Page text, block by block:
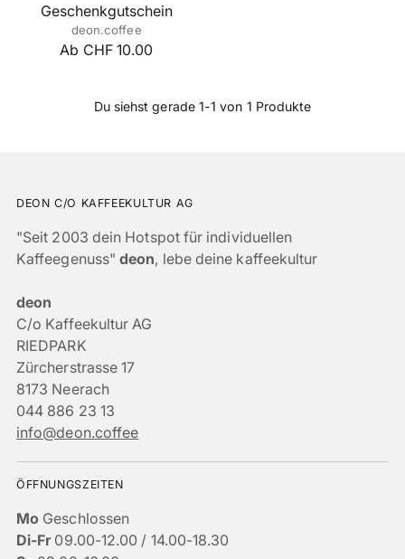
Geschenkgutschein
deon.coffee
Ab CHF 10.00
Du siehst gerade 1-1 von 1 Produkte
DEON C/O KAFFEEKULTUR AG
"Seit 2003 dein Hotspot für individuellen
Kaffeegenuss"deon, lebe deine kaffeekultur
deon
C/o Kaffeekultur AG
RIEDPARK
Zürcherstrasse 17
8173 Neerach
044 886 23 13
info@deon.coffee
ÖFFNUNGSZEITEN
Mo Geschlossen
Di-Fr09.00-12.00 / 14.00-18.30